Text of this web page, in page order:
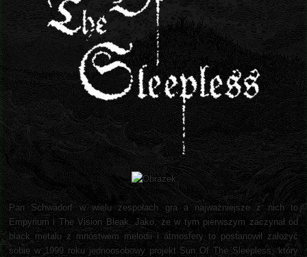
Pan Schwadorf w wielu zespołach gra a najważniejsze z nich to
Empyrium i The Vision Bleak. Jako, że w tym pierwszym zaczynał od
black metalu z mnóstwem melodii i atmosfery to postanowił założyć
sobie w 1999 roku jednoosobowy projekt Sun Of The Sleepless, który